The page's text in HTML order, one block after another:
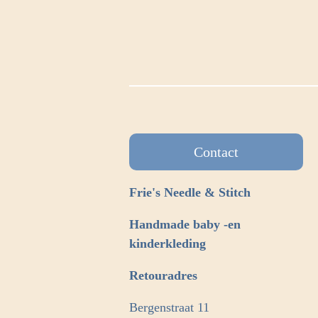
Contact
Frie's Needle & Stitch
Handmade baby -en
kinderkleding
Retouradres
Bergenstraat 11